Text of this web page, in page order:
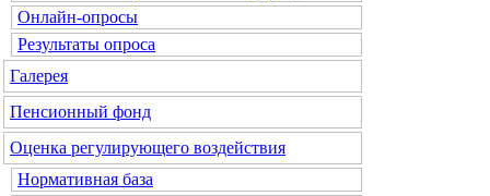
Онлайн-опросы
Результаты опроса
Галерея
Пенсионный фонд
Оценка регулирующего воздействия
Нормативная база